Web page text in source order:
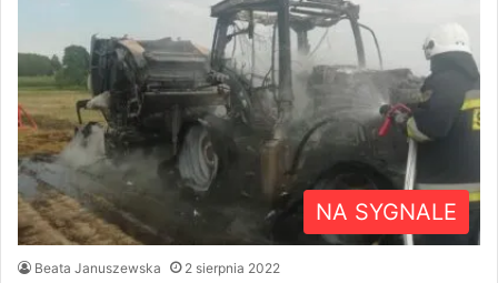
NA SYGNALE
Beata Januszewska 2 sierpnia 2022